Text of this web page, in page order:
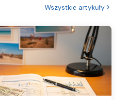
Wszystkie artykuły